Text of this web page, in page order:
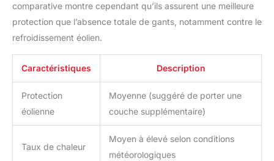
comparative montre cependant qu’ils assurent une meilleure
protection que l’absence totale de gants, notamment contre le
refroidissement éolien.
Caractéristiques Description
Protection
éolienne
Moyenne (suggéré de porter une
couche supplémentaire)
Taux de chaleur
Moyen à élevé selon conditions
météorologiques